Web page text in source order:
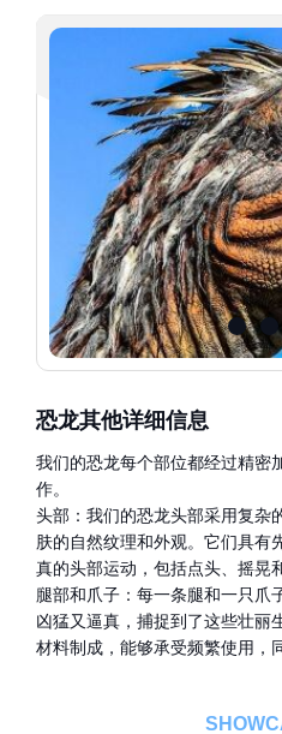
恐龙其他详细信息
我们的恐龙每个部位都经过精密
作。
头部：我们的恐龙头部采用复杂
肤的自然纹理和外观。它们具有
真的头部运动，包括点头、摇晃
腿部和爪子：每一条腿和一只爪
凶猛又逼真，捕捉到了这些壮丽
材料制成，能够承受频繁使用，